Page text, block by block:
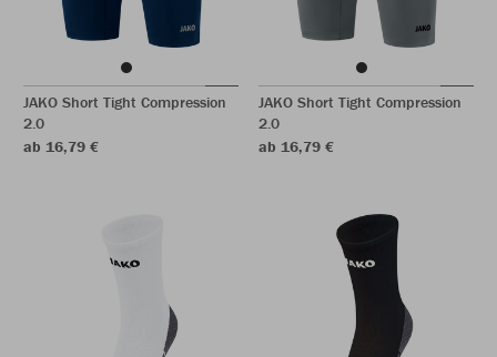
JAKO Short Tight Compression
2.0
ab 16,79 €
JAKO Short Tight Compression
2.0
ab 16,79 €